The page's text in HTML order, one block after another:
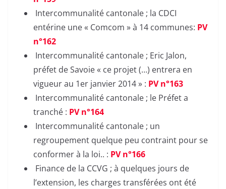
Intercommunalité cantonale ; la CDCI
entérine une « Comcom » à 14 communes: PV
n°162
Intercommunalité cantonale ; Eric Jalon,
préfet de Savoie « ce projet (…) entrera en
vigueur au 1er janvier 2014 » : PV n°163
Intercommunalité cantonale ; le Préfet a
tranché : PV n°164
Intercommunalité cantonale ; un
regroupement quelque peu contraint pour se
conformer à la loi.. : PV n°166
Finance de la CCVG ; à quelques jours de
l’extension, les charges transférées ont été